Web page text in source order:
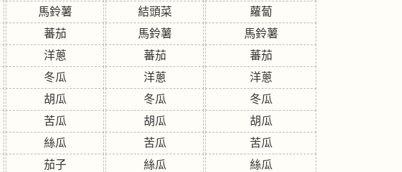
馬鈴薯
蕃茄
洋蔥
冬瓜
胡瓜
苦瓜
絲瓜
茄子
結頭菜
馬鈴薯
蕃茄
洋蔥
冬瓜
胡瓜
苦瓜
絲瓜
蘿蔔
馬鈴薯
蕃茄
洋蔥
冬瓜
胡瓜
苦瓜
絲瓜